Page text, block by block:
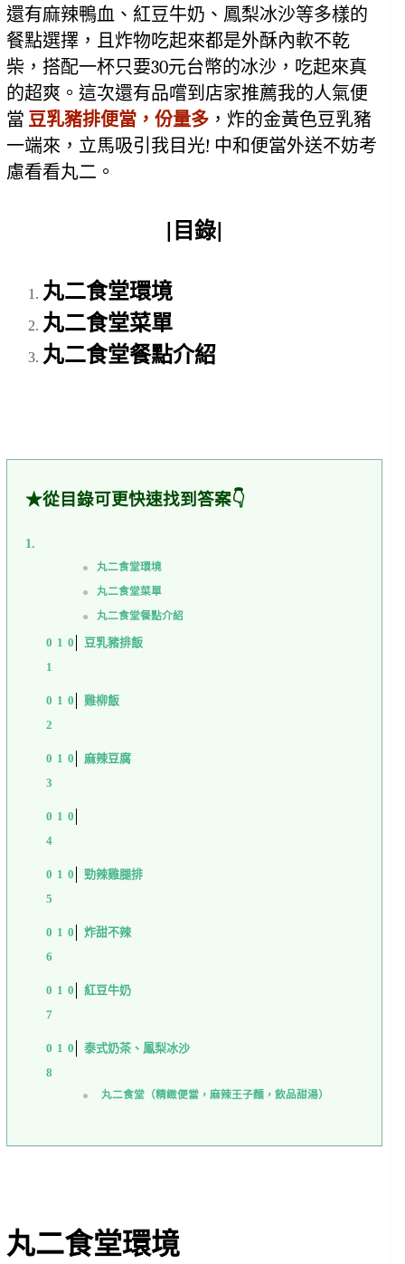
還有麻辣鴨血、紅豆牛奶、鳳梨冰沙等多樣的
餐點選擇，且炸物吃起來都是外酥內軟不乾
柴，搭配一杯只要30元台幣的冰沙，吃起來真
的超爽。這次還有品嚐到店家推薦我的人氣便
當 豆乳豬排便當，份量多 ，炸的金黃色豆乳豬
一端來，立馬吸引我目光! 中和便當外送不妨考
慮看看丸二。
|目錄|
丸二食堂環境
丸二食堂菜單
丸二食堂餐點介紹
★從目錄可更快速找到答案👇
丸二食堂環境
丸二食堂菜單
丸二食堂餐點介紹
豆乳豬排飯
雞柳飯
麻辣豆腐
勁辣雞腿排
炸甜不辣
紅豆牛奶
泰式奶茶、鳳梨冰沙
丸二食堂（精緻便當，麻辣王子麵，飲品甜湯）
丸二食堂環境